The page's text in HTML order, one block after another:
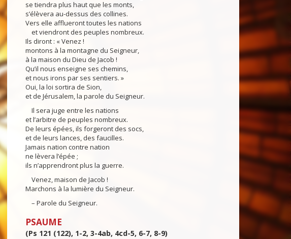
se tiendra plus haut que les monts,
s’élèvera au-dessus des collines.
Vers elle afflueront toutes les nations
et viendront des peuples nombreux.
Ils diront : « Venez !
montons à la montagne du Seigneur,
à la maison du Dieu de Jacob !
Qu’il nous enseigne ses chemins,
et nous irons par ses sentiers. »
Oui, la loi sortira de Sion,
et de Jérusalem, la parole du Seigneur.
Il sera juge entre les nations
et l’arbitre de peuples nombreux.
De leurs épées, ils forgeront des socs,
et de leurs lances, des faucilles.
Jamais nation contre nation
ne lèvera l’épée ;
ils n’apprendront plus la guerre.
Venez, maison de Jacob !
Marchons à la lumière du Seigneur.
– Parole du Seigneur.
PSAUME
(Ps 121 (122), 1-2, 3-4ab, 4cd-5, 6-7, 8-9)